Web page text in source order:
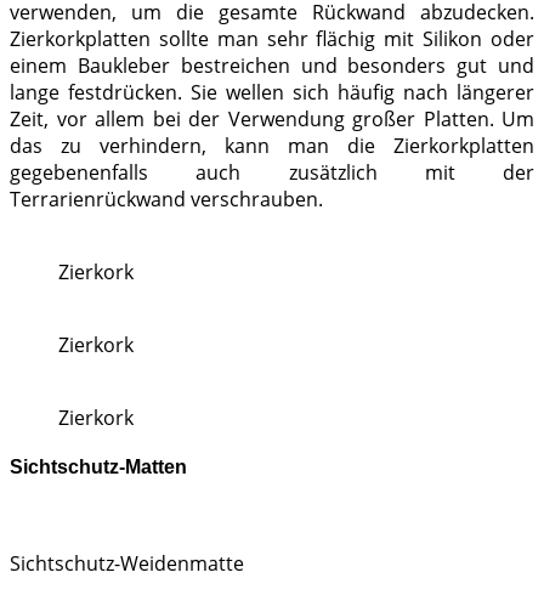
verwenden, um die gesamte Rückwand abzudecken.
Zierkorkplatten sollte man sehr flächig mit Silikon oder
einem Baukleber bestreichen und besonders gut und
lange festdrücken. Sie wellen sich häufig nach längerer
Zeit, vor allem bei der Verwendung großer Platten. Um
das zu verhindern, kann man die Zierkorkplatten
gegebenenfalls auch zusätzlich mit der
Terrarienrückwand verschrauben.
Zierkork
Zierkork
Zierkork
Sichtschutz-Matten
Sichtschutz-Weidenmatte